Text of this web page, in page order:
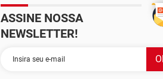
ASSINE NOSSA
NEWSLETTER!